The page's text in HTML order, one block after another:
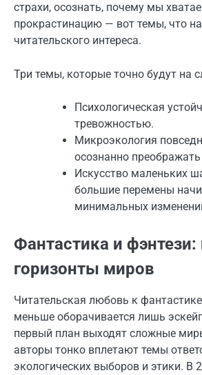
страхи, осознать, почему мы
прокрастинацию — вот темы, что
читательского интереса.
Три темы, которые точно будут на
Психологическая
тревожностью.
Микроэкология
осознанно
Искусство маленьких
большие перемены
минимальных
Фантастика и
горизонты миров
Читательская любовь к
меньше оборачивается лишь
первый план выходят сложные
авторы тонко вплетают темы
экологических выборов и этики. В